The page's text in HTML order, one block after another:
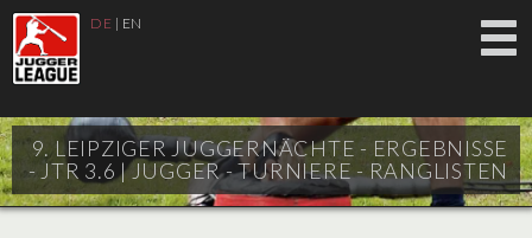
DE | EN
9. LEIPZIGER JUGGERNÄCHTE - ERGEBNISSE
- JTR 3.6 |JUGGER - TURNIERE - RANGLISTEN